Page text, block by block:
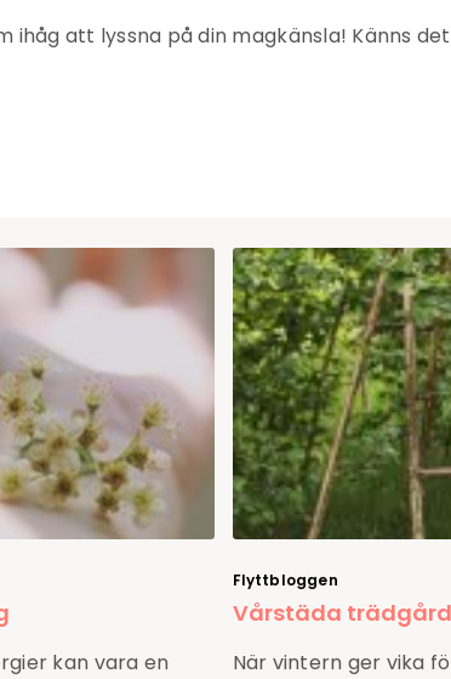
ihåg att lyssna på din magkänsla! Känns
kan vara en
Flyttbloggen
Vårstäda
När vintern ger vika